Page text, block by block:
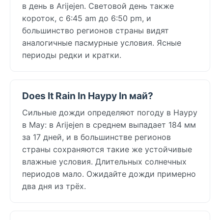
в день в Arijejen. Световой день также
короток, с 6:45 am до 6:50 pm, и
большинство регионов страны видят
аналогичные пасмурные условия. Ясные
периоды редки и кратки.
Does It Rain In Науру In май?
Сильные дожди определяют погоду в Науру
в May: в Arijejen в среднем выпадает 184 мм
за 17 дней, и в большинстве регионов
страны сохраняются такие же устойчивые
влажные условия. Длительных солнечных
периодов мало. Ожидайте дожди примерно
два дня из трёх.